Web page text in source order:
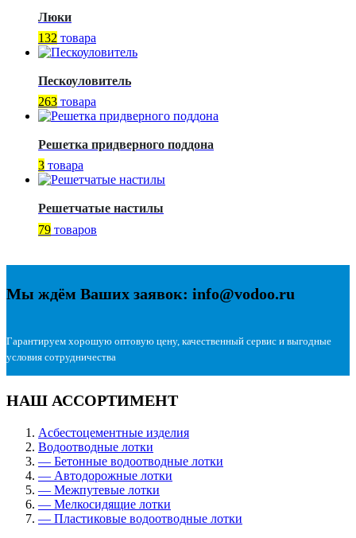
Люки
132 товара
Пескоуловитель
263 товара
Решетка придверного поддона
3 товара
Решетчатые настилы
79 товаров
Мы ждём Ваших заявок: info@vodoo.ru
Гарантируем хорошую оптовую цену, качественный сервис и выгодные
условия сотрудничества
НАШ АССОРТИМЕНТ
Асбестоцементные изделия
Водоотводные лотки
— Бетонные водоотводные лотки
— Автодорожные лотки
— Межпутевые лотки
— Мелкосидящие лотки
— Пластиковые водоотводные лотки